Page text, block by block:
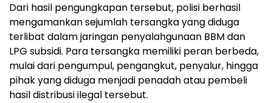
Dari hasil pengungkapan tersebut, polisi berhasil
mengamankan sejumlah tersangka yang diduga
terlibat dalam jaringan penyalahgunaan BBM dan
LPG subsidi. Para tersangka memiliki peran berbeda,
mulai dari pengumpul, pengangkut, penyalur, hingga
pihak yang diduga menjadi penadah atau pembeli
hasil distribusi ilegal tersebut.